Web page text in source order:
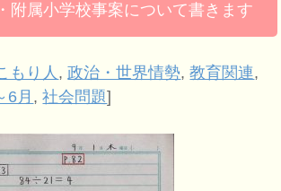
附属小学校事案について書きます
もり人 ,政治・世界情勢,教育関連,
6月 ,社会問題]